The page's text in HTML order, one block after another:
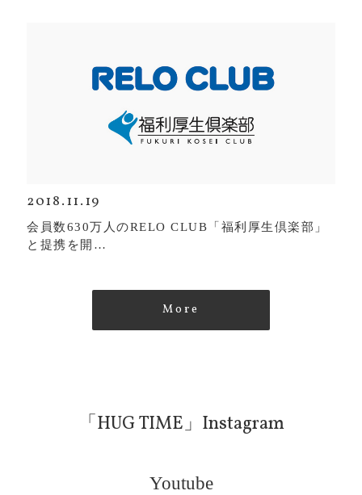
2018.11.19
会員数630万人のRELO CLUB「福利厚生倶楽部」
と提携を開…
More
「HUG TIME」Instagram
Youtube